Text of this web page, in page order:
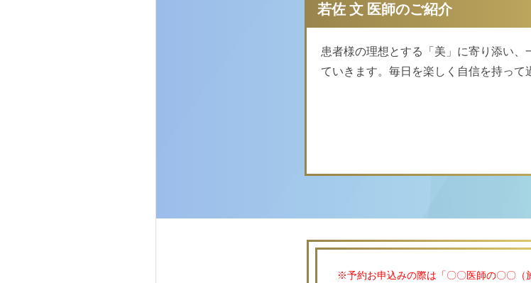
若佐 文 医師のご紹介
患者様の理想とする「美」に寄り添い
ていきます。毎日を楽しく自信を持って
※予約お申込みの際は「〇〇医師の〇〇（